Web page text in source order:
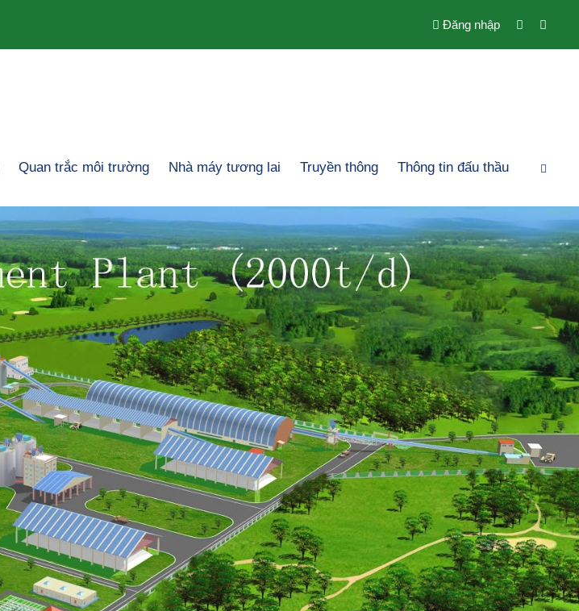
Đăng nhập
Quan trắc môi trường Nhà máy tương lai Truyền thông Thông tin đấu thầu